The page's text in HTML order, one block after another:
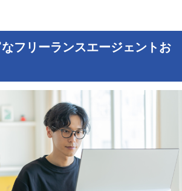
フリーランスエージェントお